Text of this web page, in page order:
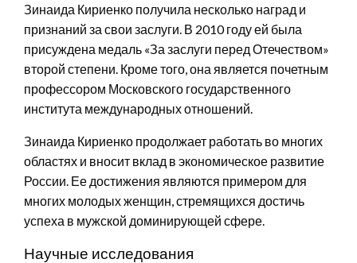
Зинаида Кириенко получила несколько наград и
признаний за свои заслуги. В 2010 году ей была
присуждена медаль «За заслуги перед Отечеством»
второй степени. Кроме того, она является почетным
профессором Московского государственного
института международных отношений.
Зинаида Кириенко продолжает работать во многих
областях и вносит вклад в экономическое развитие
России. Ее достижения являются примером для
многих молодых женщин, стремящихся достичь
успеха в мужской доминирующей сфере.
Научные исследования